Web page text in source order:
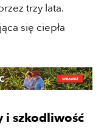
trzy lata.
się ciepła
i szkodliwość